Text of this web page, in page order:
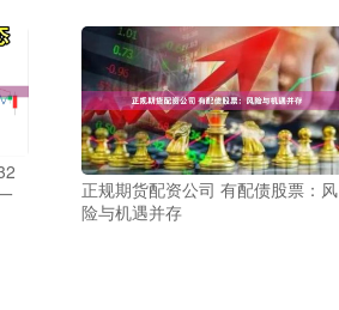
正规期货配资公司 有配债股票：风
险与机遇并存